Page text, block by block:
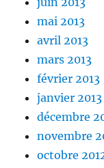
mai 2013
avril 2013
mars 2013
février 2013
janvier 2013
décembre
novembre
octobre